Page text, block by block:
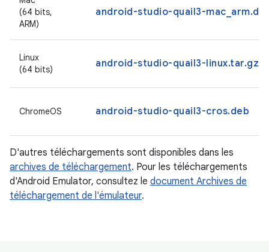
(64 bits,
ARM)
android-studio-quail3-
Linux
(64 bits)
android-studio-quail3-linux.tar.gz
ChromeOS android-studio-quail3-cros.deb
D'autres téléchargements sont disponibles dans les
archives de téléchargement. Pour les téléchargements
d'Android Emulator, consultez le document Archives de
téléchargement de l'émulateur.